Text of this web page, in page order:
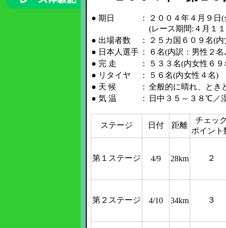
● 期日 ：
２００４年４月９日
(レース期間:４月１
● 出場者数
：
２５カ国６０９名(
● 日本人選手 ：
６名(内訳：男性２
● 完 走
：
５３３名(内女性６９
● リタイヤ
：
５６名(内女性４名)
● 天 候
： 全般的に晴れ、とき
● 気 温
： 日中３５～３８℃／
ステージ 日付 距離
チェッ
ポイント
第１ステージ 4/9 28km ２
第２ステージ 4/10 34km ３